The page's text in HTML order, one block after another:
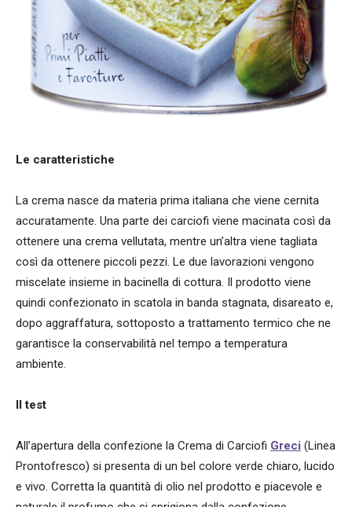
Le caratteristiche
La crema nasce da materia prima italiana che viene cernita
accuratamente. Una parte dei carciofi viene macinata così da
ottenere una crema vellutata, mentre un’altra viene tagliata
così da ottenere piccoli pezzi. Le due lavorazioni vengono
miscelate insieme in bacinella di cottura. Il prodotto viene
quindi confezionato in scatola in banda stagnata, disareato e,
dopo aggraffatura, sottoposto a trattamento termico che ne
garantisce la conservabilità nel tempo a temperatura
ambiente.
Il test
All’apertura della confezione la Crema di Carciofi Greci (Linea
Prontofresco) si presenta di un bel colore verde chiaro, lucido
e vivo. Corretta la quantità di olio nel prodotto e piacevole e